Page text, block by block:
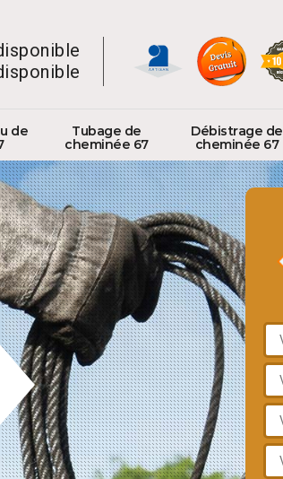
de
Tubage de
cheminée 67
Débistrage de
cheminée 67